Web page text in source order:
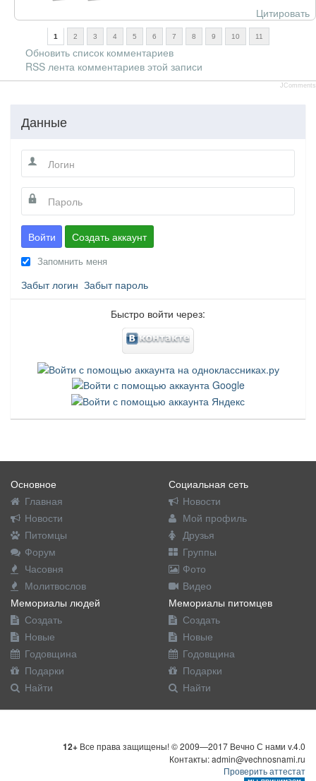
Цитировать
1 2 3 4 5 6 7 8 9 10 11
Обновить список комментариев
RSS лента комментариев этой записи
JComments
Данные
Войти Создать аккаунт
Запомнить меня
Забыт логин Забыт пароль
Быстро войти через:
Основное
Главная
Новости
Питомцы
Форум
Часовня
Молитвослов
Социальная сеть
Новости
Мой профиль
Друзья
Группы
Фото
Видео
Мемориалы людей
Создать
Новые
Годовщина
Подарки
Найти
Мемориалы питомцев
Создать
Новые
Годовщина
Подарки
Найти
12+ Все права защищены! © 2009—2017 Вечно С нами v.4.0
Контакты: admin@vechnosnami.ru
Проверить аттестат